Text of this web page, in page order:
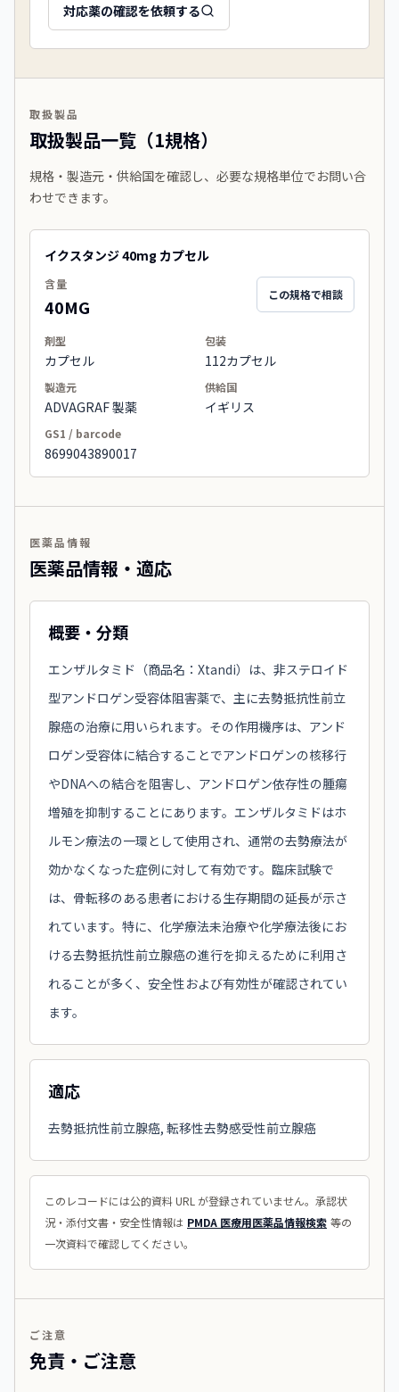
対応薬の確認を依頼する
取扱製品
取扱製品一覧（1規格）
規格・製造元・供給国を確認し、必要な規格単位でお問い合
わせできます。
イクスタンジ 40mg カプセル
含量
40MG
この規格で相談
剤型
カプセル
包装
112カプセル
製造元
ADVAGRAF 製薬
供給国
イギリス
GS1 / barcode
8699043890017
医薬品情報
医薬品情報・適応
概要・分類
エンザルタミド（商品名：Xtandi）は、非ステロイド
型アンドロゲン受容体阻害薬で、主に去勢抵抗性前立
腺癌の治療に用いられます。その作用機序は、アンド
ロゲン受容体に結合することでアンドロゲンの核移行
やDNAへの結合を阻害し、アンドロゲン依存性の腫瘍
増殖を抑制することにあります。エンザルタミドはホ
ルモン療法の一環として使用され、通常の去勢療法が
効かなくなった症例に対して有効です。臨床試験で
は、骨転移のある患者における生存期間の延長が示さ
れています。特に、化学療法未治療や化学療法後にお
ける去勢抵抗性前立腺癌の進行を抑えるために利用さ
れることが多く、安全性および有効性が確認されてい
ます。
適応
去勢抵抗性前立腺癌, 転移性去勢感受性前立腺癌
このレコードには公的資料 URL が登録されていません。承認状
況・添付文書・安全性情報は PMDA 医療用医薬品情報検索 等の
一次資料で確認してください。
ご注意
免責・ご注意